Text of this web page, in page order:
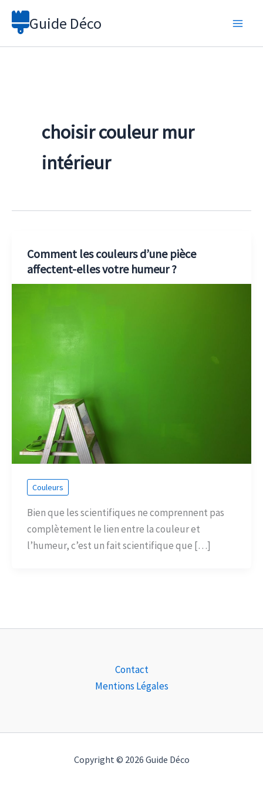
Aller
Guide Déco
choisir couleur mur
intérieur
Comment les couleurs d’une pièce
affectent-elles votre humeur ?
Couleurs
Bien que les scientifiques ne comprennent pas
complètement le lien entre la couleur et
l’humeur, c’est un fait scientifique que […]
Contact
Mentions Légales
Copyright © 2026 Guide Déco